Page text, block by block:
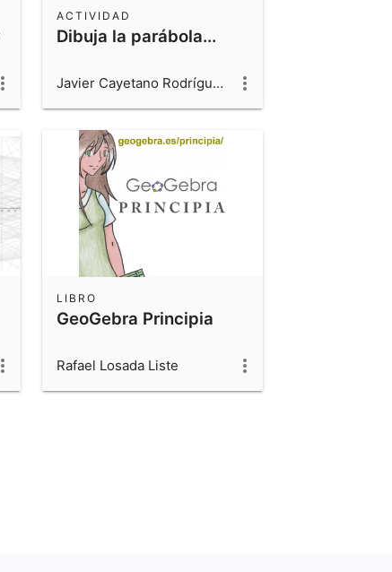
Dibuja la parábola...
ACTIVIDAD
Javier Cayetano Rodríguez
GeoGebra Principia
LIBRO
Rafael Losada Liste